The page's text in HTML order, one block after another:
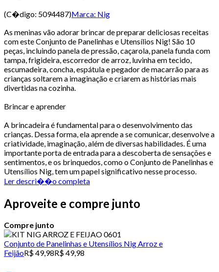
(C�digo: 5094487)Marca: Nig
As meninas vão adorar brincar de preparar deliciosas receitas
com este Conjunto de Panelinhas e Utensílios Nig! São 10
peças, incluindo panela de pressão, caçarola, panela funda com
tampa, frigideira, escorredor de arroz, luvinha em tecido,
escumadeira, concha, espátula e pegador de macarrão para as
crianças soltarem a imaginação e criarem as histórias mais
divertidas na cozinha.
Brincar e aprender
A brincadeira é fundamental para o desenvolvimento das
crianças. Dessa forma, ela aprende a se comunicar, desenvolve a
criatividade, imaginação, além de diversas habilidades. É uma
importante porta de entrada para a descoberta de sensações e
sentimentos, e os brinquedos, como o Conjunto de Panelinhas e
Utensílios Nig, tem um papel significativo nesse processo.
Ler descri��o completa
Aproveite e compre junto
Compre junto
Conjunto de Panelinhas e Utensílios Nig Arroz e
FeijãoR$ 49,98R$ 49,98